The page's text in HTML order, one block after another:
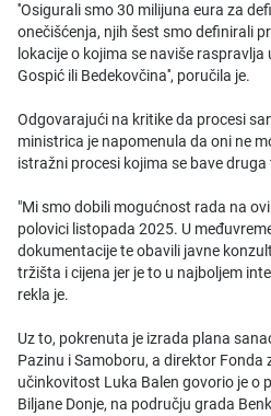
''Osigurali smo 30 milijuna eura za
onečišćenja, njih šest smo definirali
lokacije o kojima se naviše
Gospić ili Bedekovčina'', poručila je.
Odgovarajući na kritike da procesi
ministrica je napomenula da oni ne
istražni procesi kojima se bave druga
"Mi smo dobili mogućnost rada na
polovici listopada 2025. U
dokumentacije te obavili javne
tržišta i cijena jer je to u najboljem
rekla je.
Uz to, pokrenuta je izrada plana
Pazinu i Samoboru, a direktor
učinkovitost Luka Balen govorio je o
Biljane Donje, na području grada